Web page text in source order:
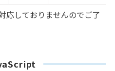
応しておりませんのでご了